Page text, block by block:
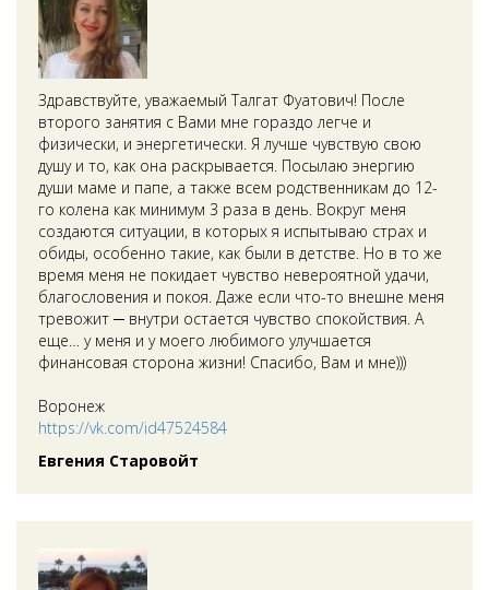
Здравствуйте, уважаемый Талгат Фуатович! После
второго занятия с Вами мне гораздо легче и
физически, и энергетически. Я лучше чувствую свою
душу и то, как она раскрывается. Посылаю энергию
души маме и папе, а также всем родственникам до 12-
го колена как минимум 3 раза в день. Вокруг меня
создаются ситуации, в которых я испытываю страх и
обиды, особенно такие, как были в детстве. Но в то же
время меня не покидает чувство невероятной удачи,
благословения и покоя. Даже если что-то внешне меня
тревожит ─ внутри остается чувство спокойствия. А
еще… у меня и у моего любимого улучшается
финансовая сторона жизни! Спасибо, Вам и мне)))
Воронеж
https://vk.com/id47524584
Евгения Старовойт